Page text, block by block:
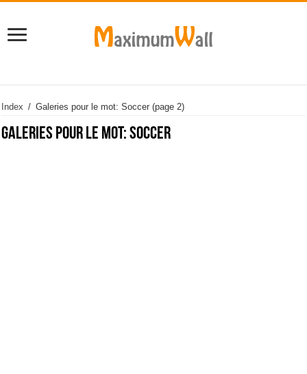
Index / Galeries pour le mot: Soccer (page 2)
Galeries pour le mot:Soccer